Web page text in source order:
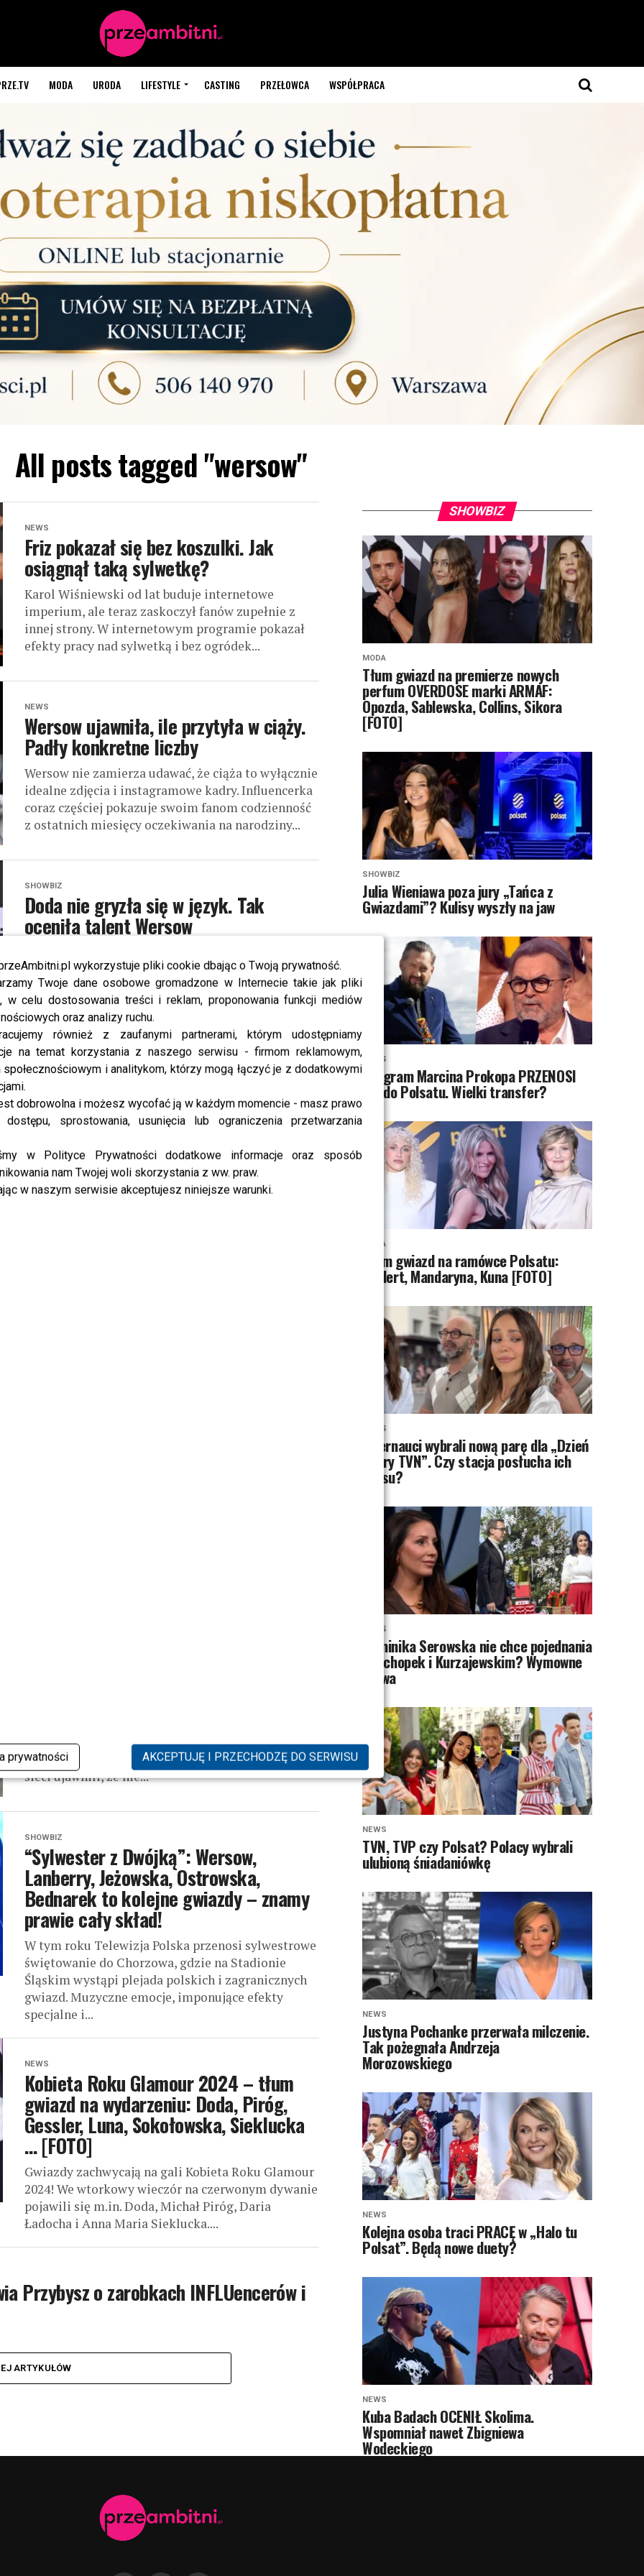
wykorzystuje pliki cookie dbając o Twoją prywatność.
Twoje dane osobowe gromadzone w Internecie takie jak pliki
w celu dostosowania treści i reklam, proponowania funkcji mediów
oraz analizy ruchu.
również z zaufanymi partnerami, którym udostępniamy
na temat korzystania z naszego serwisu - firmom reklamowym,
społecznościowym i analitykom, którzy mogą łączyć je z dodatkowymi
dobrowolna i możesz wycofać ją w każdym momencie - masz prawo
dostępu, sprostowania, usunięcia lub ograniczenia przetwarzania
w Polityce Prywatności dodatkowe informacje oraz sposób
nam Twojej woli skorzystania z ww. praw.
w naszym serwisie akceptujesz niniejsze warunki.
prywatności AKCEPTUJĘ I PRZECHODZĘ DO SERWISU
MODA URODA LIFESTYLE CASTING PRZEŁOWCA WSPÓŁPRACA
All posts tagged "wersow"
NEWS
Friz pokazał się bez koszulki. Jak
osiągnął taką sylwetkę?
Karol Wiśniewski od lat buduje internetowe
imperium, ale teraz zaskoczył fanów zupełnie z
innej strony. W internetowym programie pokazał
efekty pracy nad sylwetką i bez ogródek...
NEWS
Wersow ujawniła, ile przytyła w ciąży.
Padły konkretne liczby
Wersow nie zamierza udawać, że ciąża to wyłącznie
idealne zdjęcia i instagramowe kadry. Influencerka
coraz częściej pokazuje swoim fanom codzienność
z ostatnich miesięcy oczekiwania na narodziny...
SHOWBIZ
Doda nie gryzła się w język. Tak
oceniła talent Wersow
kolejne projekty przyciągają uwagę fanów i
mediów. Tym razem głos zabrała jedna z
największych gwiazd polskiej sceny, która nie...
NEWS
Taki prezent dostał Friz od Wersow na
urodziny. Fani od razu sprawdzili cenę
Ich życie od lat toczy się na oczach milionów, ale
nawet oni wciąż potrafią zaskoczyć. Najpierw tajny
ślub i kinowy dokument, później radosna nowina o
zaskoczyli swoich fanów w sposób, jakiego nikt się
nie spodziewał. Po dwóch miesiącach milczenia w
sieci ujawnili, że nie...
SHOWBIZ
“Sylwester z Dwójką”: Wersow,
Lanberry, Jeżowska, Ostrowska,
Bednarek to kolejne gwiazdy – znamy
prawie cały skład!
W tym roku Telewizja Polska przenosi sylwestrowe
świętowanie do Chorzowa, gdzie na Stadionie
Śląskim wystąpi plejada polskich i zagranicznych
gwiazd. Muzyczne emocje, imponujące efekty
specjalne i...
NEWS
Kobieta Roku Glamour 2024 – tłum
gwiazd na wydarzeniu: Doda, Piróg,
Gessler, Luna, Sokołowska, Sieklucka
… [FOTO]
Gwiazdy zachwycają na gali Kobieta Roku Glamour
2024! We wtorkowy wieczór na czerwonym dywanie
pojawili się m.in. Doda, Michał Piróg, Daria
Ładocha i Anna Maria Sieklucka....
Przybysz o zarobkach INFLUencerów i
ARTYKUŁÓW
SHOWBIZ
MODA
Tłum gwiazd na premierze nowych
perfum OVERDOSE marki ARMAF:
Opozda, Sablewska, Collins, Sikora
[FOTO]
SHOWBIZ
Julia Wieniawa poza jury „Tańca z
Gwiazdami”? Kulisy wyszły na jaw
NEWS
Program Marcina Prokopa PRZENOSI
SIĘ do Polsatu. Wielki transfer?
MODA
Tłum gwiazd na ramówce Polsatu:
Englert, Mandaryna, Kuna [FOTO]
NEWS
Internauci wybrali nową parę dla „Dzień
dobry TVN”. Czy stacja posłucha ich
głosu?
NEWS
Dominika Serowska nie chce pojednania
z Cichopek i Kurzajewskim? Wymowne
słowa
NEWS
TVN, TVP czy Polsat? Polacy wybrali
ulubioną śniadaniówkę
NEWS
Justyna Pochanke przerwała milczenie.
Tak pożegnała Andrzeja
Morozowskiego
NEWS
Kolejna osoba traci PRACĘ w „Halo tu
Polsat”. Będą nowe duety?
NEWS
Kuba Badach OCENIŁ Skolima.
Wspomniał nawet Zbigniewa
Wodeckiego